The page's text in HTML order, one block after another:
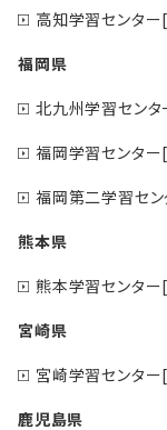
高知学習センタ
福岡県
北九州学習セン
福岡学習センタ
福岡第二学習セ
熊本県
熊本学習センタ
宮崎県
宮崎学習センタ
鹿児島県